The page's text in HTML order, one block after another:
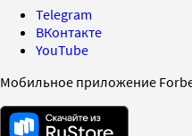
Telegram
ВКонтакте
YouTube
Мобильное приложение